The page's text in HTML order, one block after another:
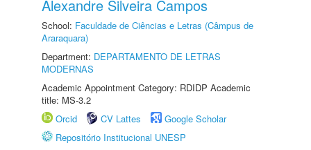
Alexandre Silveira Campos
School: Faculdade de Ciências e Letras (Câmpus de
Araraquara)
Department: DEPARTAMENTO DE LETRAS
MODERNAS
Academic Appointment Category: RDIDP Academic
title: MS-3.2
Orcid
CV Lattes
Google Scholar
Repositório Institucional UNESP